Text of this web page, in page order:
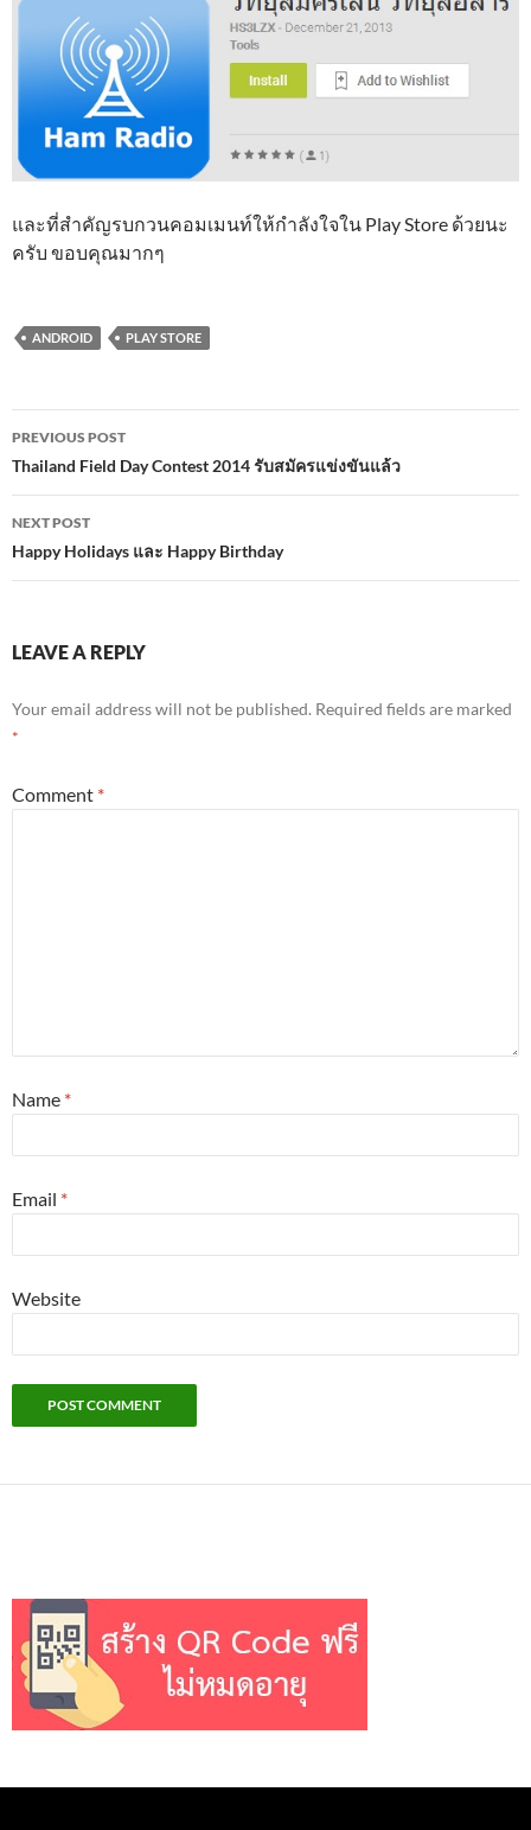
และที่สำคัญรบกวนคอมเมนท์ให้กำลังใจใน Play Store ด้วยนะ
ครับ ขอบคุณมากๆ
ANDROID PLAY STORE
Post
navigation
PREVIOUS POST
Thailand Field Day Contest 2014 รับสมัครแข่งขันแล้ว
NEXT POST
Happy Holidays และ Happy Birthday
LEAVE A REPLY
Your email address will not be published. Required fields are marked
*
Comment *
Name *
Email *
Website